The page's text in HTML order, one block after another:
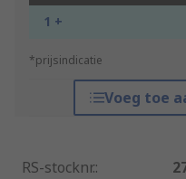
1 +
*prijsindicatie
Voeg toe
RS-stocknr.: